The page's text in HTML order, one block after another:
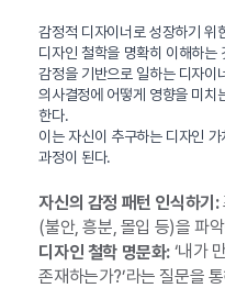
감정적 디자이너로 성장하기 위
디자인 철학을 명확히 이해하는
감정을 기반으로 일하는 디자이
의사결정에 어떻게 영향을 미치
한다.
이는 자신이 추구하는 디자인
과정이 된다.
자신의 감정 패턴 인식하기:
(불안, 흥분, 몰입 등)을 파
디자인 철학 명문화:‘내가
존재하는가?’라는 질문을